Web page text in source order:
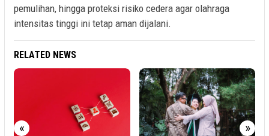
pemulihan, hingga proteksi risiko cedera agar olahraga
intensitas tinggi ini tetap aman dijalani.
RELATED NEWS
« »